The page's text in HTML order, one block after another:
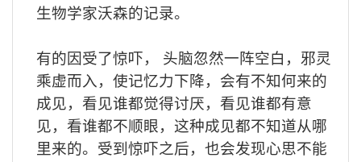
生物学家沃森的记录。
有的因受了惊吓，
头脑忽然一阵空白，邪灵
乘虚而入，使记忆力下降，会有不知何来的
成见，看见谁都觉得讨厌，看见谁都有意
见，看谁都不顺眼，这种成见都不知道从哪
里来的。受到惊吓之后，也会发现心思不能